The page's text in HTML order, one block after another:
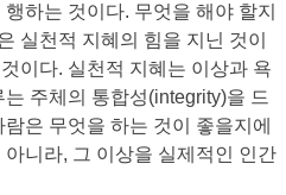
하는 것이다. 무엇을 해야 할지
실천적 지혜의 힘을 지닌 것이
이다. 실천적 지혜는 이상과 욕
주체의 통합성(integrity)을 드
은 무엇을 하는 것이 좋을지에
니라, 그 이상을 실제적인 인간